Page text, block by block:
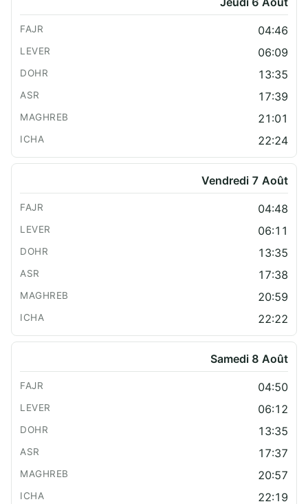
04:46
06:09
13:35
17:39
21:01
22:24
Vendredi 7 Août
04:48
06:11
13:35
17:38
20:59
22:22
Samedi 8 Août
04:50
06:12
13:35
17:37
20:57
22:19